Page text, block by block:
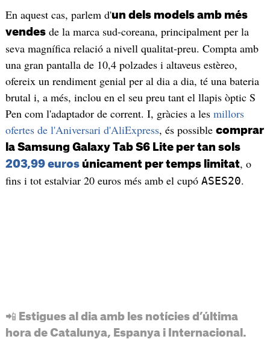
En aquest cas, parlem d'un dels models amb més
vendesde la marca sud-coreana, principalment per la
seva magnífica relació a nivell qualitat-preu. Compta amb
una gran pantalla de 10,4 polzades i altaveus estèreo,
ofereix un rendiment genial per al dia a dia, té una bateria
brutal i, a més, inclou en el seu preu tant el llapis òptic S
Pen com l'adaptador de corrent. I, gràcies a les millors
ofertes de l'Aniversari d'AliExpress, és possible comprar
la Samsung Galaxy Tab S6 Lite per tan sols
203,99 eurosúnicament per temps limitat, o
fins i tot estalviar 20 euros més amb el cupó ASES20.
📲 Estigues al dia amb les notícies d’última
hora de Catalunya, Espanya i Internacional.